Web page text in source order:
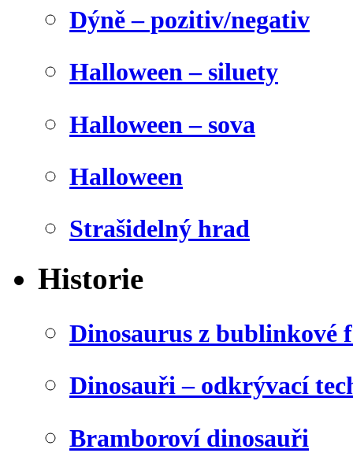
Dýně – pozitiv/negativ
Halloween – siluety
Halloween – sova
Halloween
Strašidelný hrad
Historie
Dinosaurus z bublinkové
Dinosauři – odkrývací
Bramboroví dinosauři